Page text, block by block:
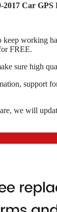
Car
working
FREE.
sure high
support
we will